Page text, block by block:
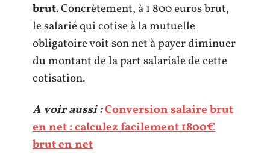
brut. Concrètement, à 1 800 euros brut,
le salarié qui cotise à la mutuelle
obligatoire voit son net à payer diminuer
du montant de la part salariale de cette
cotisation.
A voir aussi :Conversion salaire brut
en net : calculez facilement 1800€
brut en net